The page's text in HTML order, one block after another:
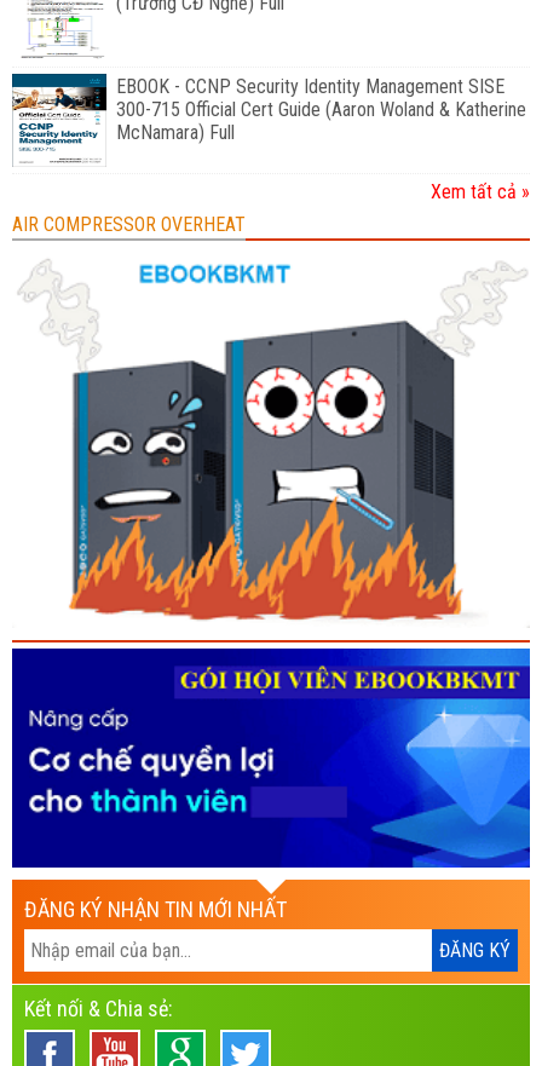
EBOOK - CCNP Security Identity Management SISE
300-715 Official Cert Guide (Aaron Woland & Katherine
McNamara) Full
Xem tất cả »
AIR COMPRESSOR OVERHEAT
ĐĂNG KÝ NHẬN TIN MỚI NHẤT
Kết nối & Chia sẻ: